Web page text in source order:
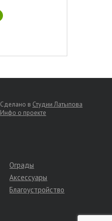
Сделано в Студии Латыпова
Инфо о проекте
Ограды
Аксессуары
Благоустройство